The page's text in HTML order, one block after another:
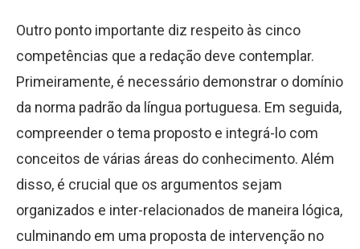
Outro ponto importante diz respeito às cinco
competências que a redação deve contemplar.
Primeiramente, é necessário demonstrar o domínio
da norma padrão da língua portuguesa. Em seguida,
compreender o tema proposto e integrá-lo com
conceitos de várias áreas do conhecimento. Além
disso, é crucial que os argumentos sejam
organizados e inter-relacionados de maneira lógica,
culminando em uma proposta de intervenção no